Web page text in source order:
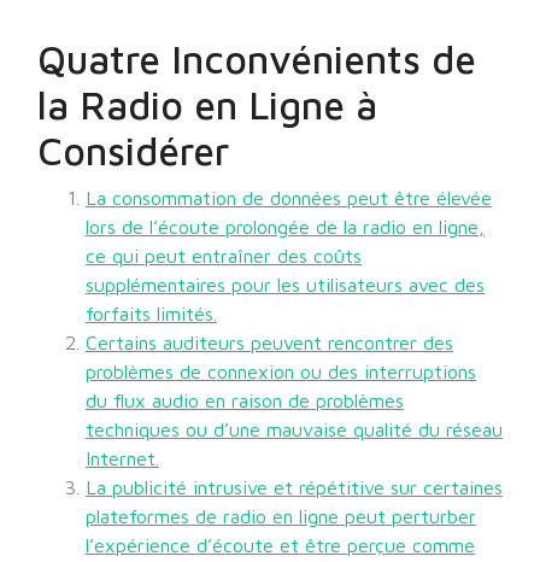
Quatre Inconvénients de
la Radio en Ligne à
Considérer
La consommation de données peut être élevée
lors de l’écoute prolongée de la radio en ligne,
ce qui peut entraîner des coûts
supplémentaires pour les utilisateurs avec des
forfaits limités.
Certains auditeurs peuvent rencontrer des
problèmes de connexion ou des interruptions
du flux audio en raison de problèmes
techniques ou d’une mauvaise qualité du réseau
Internet.
La publicité intrusive et répétitive sur certaines
plateformes de radio en ligne peut perturber
l’expérience d’écoute et être perçue comme